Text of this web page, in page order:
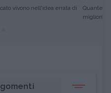
vivono nell'idea errata di
Quante
migliori